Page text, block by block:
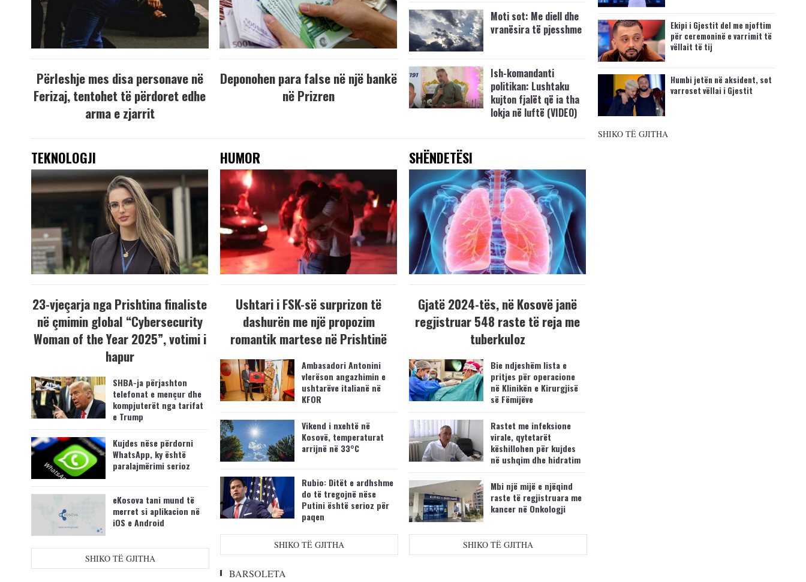
Përleshje mes disa personave në
Ferizaj, tentohet të përdoret edhe
arma e zjarrit
Deponohen para false në një bankë
në Prizren
Moti sot: Me diell dhe
vranësira të pjesshme
Ish-komandanti
politikan: Lushtaku
kujton fjalët që ia tha
lokja në luftë (VIDEO)
TEKNOLOGJI
23-vjeçarja nga Prishtina finaliste
në çmimin global “Cybersecurity
Woman of the Year 2025”, votimi i
hapur
SHBA-ja përjashton
telefonat e mençur dhe
kompjuterët nga tarifat
e Trump
Kujdes nëse përdorni
WhatsApp, ky është
paralajmërimi serioz
eKosova tani mund të
merret si aplikacion në
iOS e Android
SHIKO TË GJITHA
HUMOR
Ushtari i FSK-së surprizon të
dashurën me një propozim
romantik martese në Prishtinë
Ambasadori Antonini
vlerëson angazhimin e
ushtarëve italianë në
KFOR
Vikend i nxehtë në
Kosovë, temperaturat
arrijnë në 33°C
Rubio: Ditët e ardhshme
do të tregojnë nëse
Putini është serioz për
paqen
SHIKO TË GJITHA
BARSOLETA
SHËNDETËSI
Gjatë 2024-tës, në Kosovë janë
regjistruar 548 raste të reja me
tuberkuloz
Bie ndjeshëm lista e
pritjes për operacione
në Klinikën e Kirurgjisë
së Fëmijëve
Rastet me infeksione
virale, qytetarët
këshillohen për kujdes
në ushqim dhe hidratim
Mbi një mijë e njëqind
raste të regjistruara me
kancer në Onkologji
SHIKO TË GJITHA
Ekipi i Gjestit del me njoftim
për ceremoninë e varrimit të
vëllait të tij
Humbi jetën në aksident, sot
varroset vëllai i Gjestit
SHIKO TË GJITHA